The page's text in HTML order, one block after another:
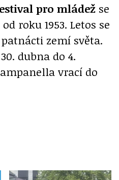
pro mládež se
roku 1953. Letos se
patnácti zemí světa.
dubna do 4.
vrací do